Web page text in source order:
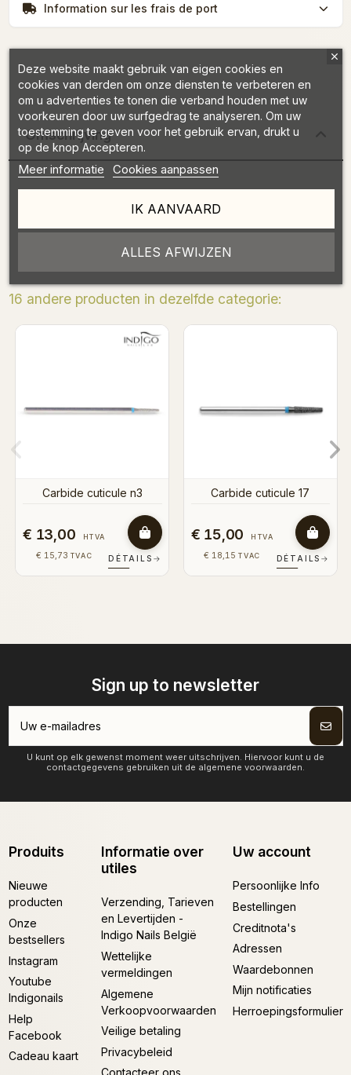
Information sur les frais de port
Omschrijving
16 andere producten in dezelfde categorie:
n3
DÉTAILS→
Carbide cuticule 17
€ 15,00 HTVA
€ 18,15 TVAC DÉTAILS→
Binnenkort op
€ 11,00 HTVA
€ 13,31 TVAC
Sign up to newsletter
U kunt op elk gewenst moment weer uitschrijven. Hiervoor kunt u de
contactgegevens gebruiken uit de algemene voorwaarden.
Produits
Nieuwe
producten
Onze
bestsellers
Instagram
Youtube
Indigonails
Help
Facebook
Cadeau kaart
Informatie over
utiles
Verzending, Tarieven
en Levertijden -
Indigo Nails België
Wettelijke
vermeldingen
Algemene
Verkoopvoorwaarden
Veilige betaling
Privacybeleid
Uw account
Persoonlijke Info
Bestellingen
Creditnota's
Adressen
Waardebonnen
Mijn notificaties
Herroepingsformulier
Deze website maakt gebruik van eigen cookies en
cookies van derden om onze diensten te verbeteren en
om u advertenties te tonen die verband houden met uw
voorkeuren door uw surfgedrag te analyseren. Om uw
toestemming te geven voor het gebruik ervan, drukt u
op de knop Accepteren.
Meer informatie Cookies aanpassen
ALLES AFWIJZEN
IK AANVAARD